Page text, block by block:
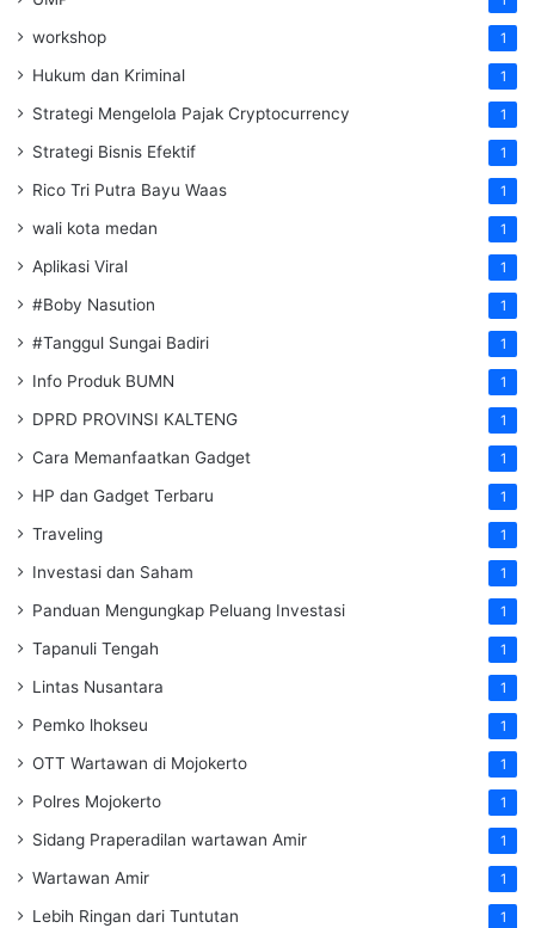
workshop 1
Hukum dan Kriminal 1
Strategi Mengelola Pajak Cryptocurrency 1
Strategi Bisnis Efektif 1
Rico Tri Putra Bayu Waas 1
wali kota medan 1
Aplikasi Viral 1
#Boby Nasution 1
#Tanggul Sungai Badiri 1
Info Produk BUMN 1
DPRD PROVINSI KALTENG 1
Cara Memanfaatkan Gadget 1
HP dan Gadget Terbaru 1
Traveling 1
Investasi dan Saham 1
Panduan Mengungkap Peluang Investasi 1
Tapanuli Tengah 1
Lintas Nusantara 1
Pemko lhokseu 1
OTT Wartawan di Mojokerto 1
Polres Mojokerto 1
Sidang Praperadilan wartawan Amir 1
Wartawan Amir 1
Lebih Ringan dari Tuntutan 1